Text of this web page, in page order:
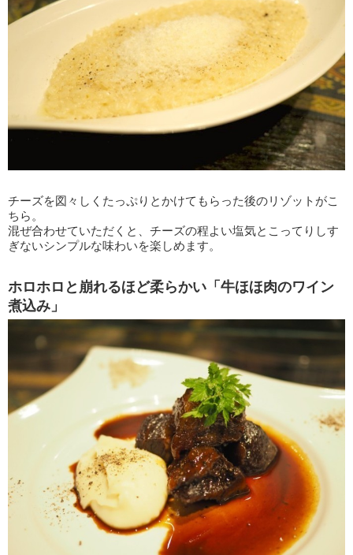
チーズを図々しくたっぷりとかけてもらった後のリゾットがこ
ちら。
混ぜ合わせていただくと、チーズの程よい塩気とこってりしす
ぎないシンプルな味わいを楽しめます。
ホロホロと崩れるほど柔らかい「牛ほほ肉のワイン
煮込み」